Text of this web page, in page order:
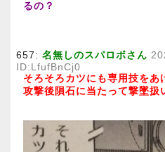
るの？
657: 名無しのスパロボさん
ID:LfufBnCj0
そろそろカツにも専用技をあ
攻撃後隕石に当たって撃墜扱